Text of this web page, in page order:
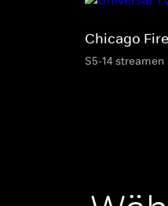
Chicago Fire
S5-14 streamen